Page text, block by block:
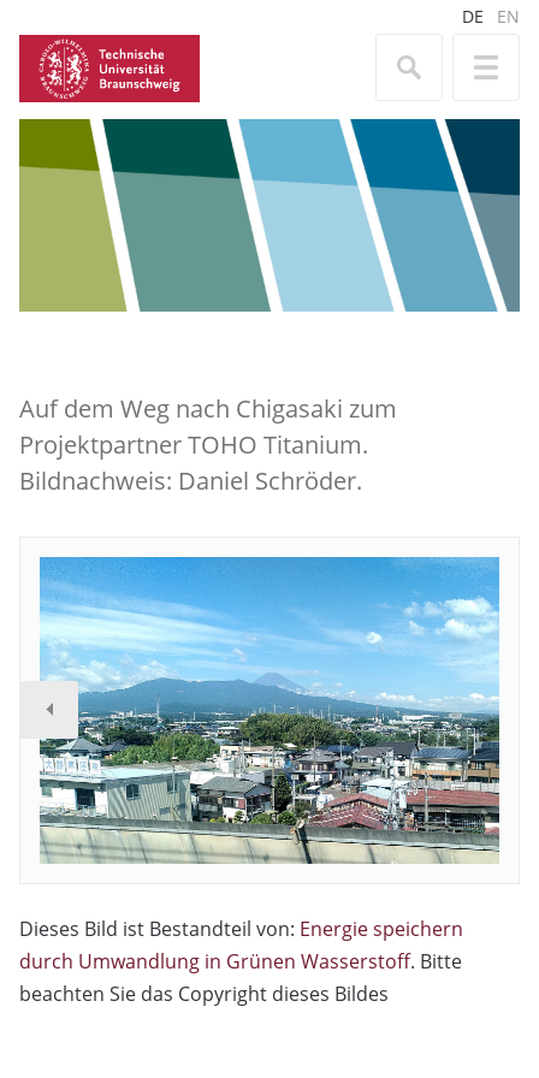
DE EN
Auf dem Weg nach Chigasaki zum
Projektpartner TOHO Titanium.
Bildnachweis: Daniel Schröder.
Dieses Bild ist Bestandteil von: Energie speichern
durch Umwandlung in Grünen Wasserstoff. Bitte
beachten Sie das Copyright dieses Bildes